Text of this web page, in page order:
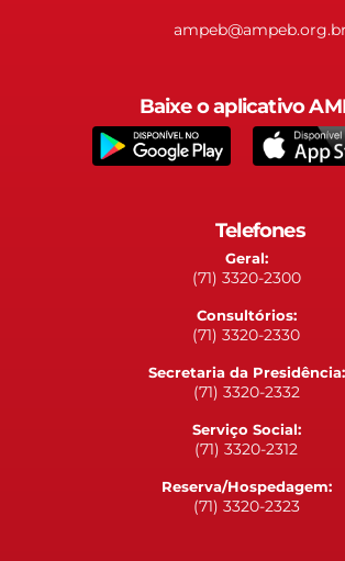
ampeb@ampeb.org.br
Baixe o aplicativo
Telefones
Geral:
(71) 3320-2300
Consultórios:
(71) 3320-2330
Secretaria da Presidência:
(71) 3320-2332
Serviço Social:
(71) 3320-2312
Reserva/Hospedagem:
(71) 3320-2323